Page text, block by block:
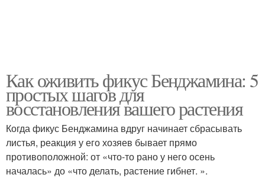
Как оживить фикус Бенджамина: 5
простых шагов для
восстановления вашего растения
Когда фикус Бенджамина вдруг начинает сбрасывать
листья, реакция у его хозяев бывает прямо
противоположной: от «что-то рано у него осень
началась» до «что делать, растение гибнет. ».